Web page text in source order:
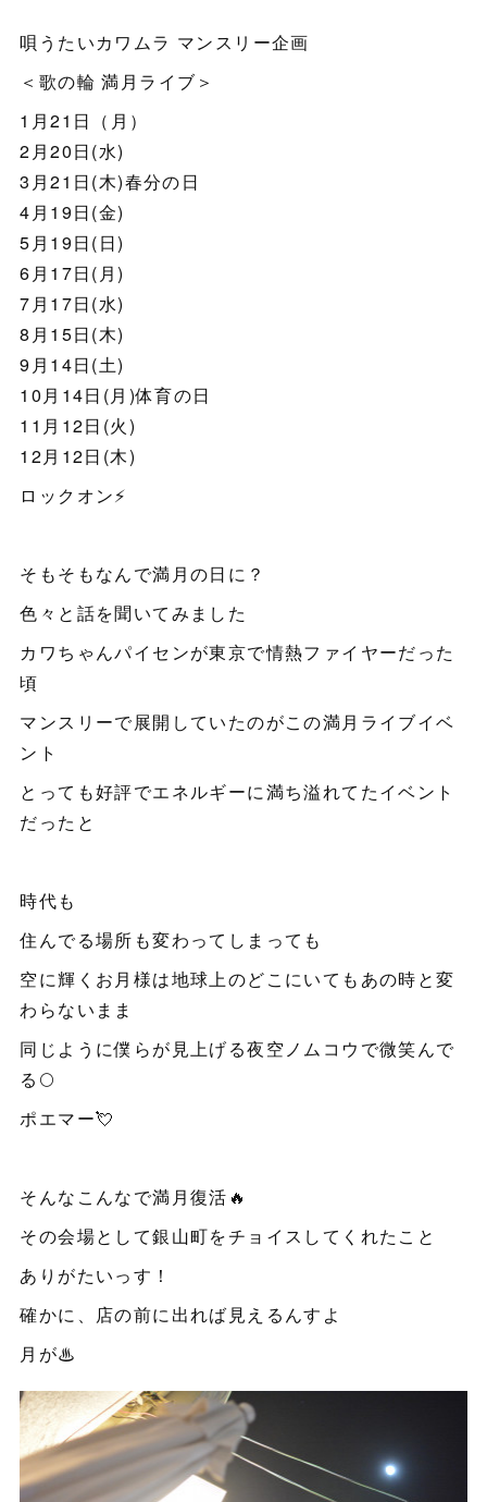
唄うたいカワムラ マンスリー企画
＜歌の輪 満月ライブ＞
1月21日（月）
2月20日(水)
3月21日(木)春分の日
4月19日(金)
5月19日(日)
6月17日(月)
7月17日(水)
8月15日(木)
9月14日(土)
10月14日(月)体育の日
11月12日(火)
12月12日(木)
ロックオン⚡️
そもそもなんで満月の日に？
色々と話を聞いてみました
カワちゃんパイセンが東京で情熱ファイヤーだった
頃
マンスリーで展開していたのがこの満月ライブイベ
ント
とっても好評でエネルギーに満ち溢れてたイベント
だったと
時代も
住んでる場所も変わってしまっても
空に輝くお月様は地球上のどこにいてもあの時と変
わらないまま
同じように僕らが見上げる夜空ノムコウで微笑んで
る🌕
ポエマー💘
そんなこんなで満月復活🔥
その会場として銀山町をチョイスしてくれたこと
ありがたいっす！
確かに、店の前に出れば見えるんすよ
月が♨︎